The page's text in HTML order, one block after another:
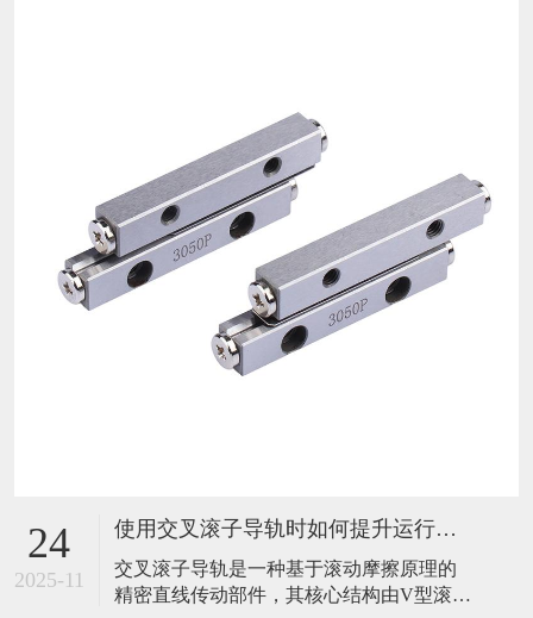
24
2025-11
使用交叉滚子导轨时如何提升运行稳定性？
​交叉滚子导轨是一种基于滚动摩擦原理的
精密直线传动部件，其核心结构由V型滚道